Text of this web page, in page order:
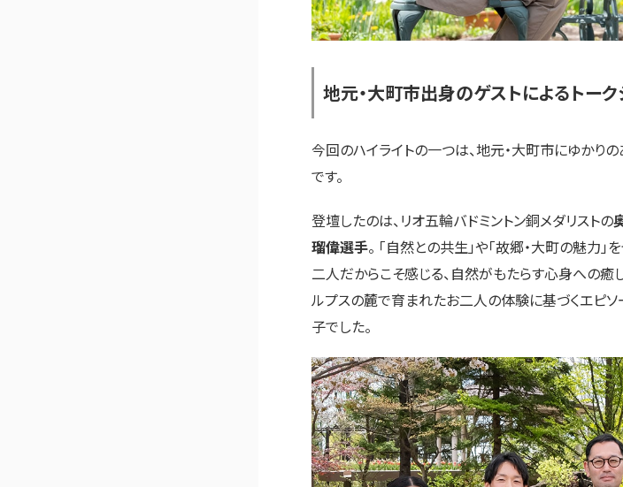
地元・大町市出身のゲストによるトーク
今回のハイライトの一つは、地元・大町市にゆかり
です。
登壇したのは、リオ五輪バドミントン銅メダリストの
瑠偉選手。 「自然との共生」や「故郷・大町の魅力
二人だからこそ感じる、自然がもたらす心身への癒
ルプスの麓で育まれたお二人の体験に基づくエピ
子でした。